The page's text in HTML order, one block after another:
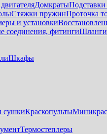
Домкраты
Стяжки пружинПроточка
и установки
соединения, фитингиШланги
Шкафы
сушкиКраскопульты
Термостеплеры